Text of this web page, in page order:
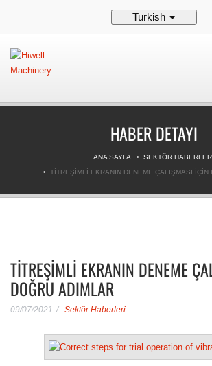
Turkish
HABER DETAYI
ANA SAYFA
SEKTÖR
TITREŞIMLI EKRANIN DENEME ÇALIŞMASI IÇIN
TITREŞIMLI EKRANIN DENEME
DOĞRU ADIMLAR
09/07/2021 Sektör Haberleri